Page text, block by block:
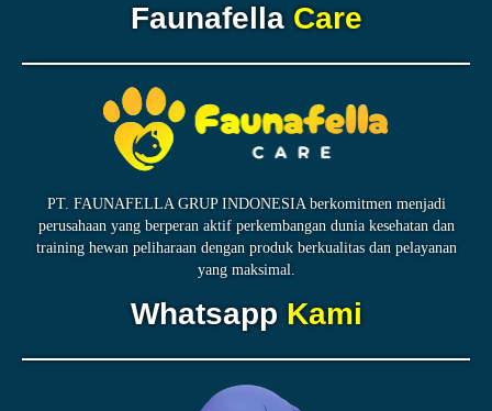
FaunafellaCare
PT. FAUNAFELLA GRUP INDONESIA berkomitmen menjadi
perusahaan yang berperan aktif perkembangan dunia kesehatan dan
training hewan peliharaan dengan produk berkualitas dan pelayanan
yang maksimal.
WhatsappKami